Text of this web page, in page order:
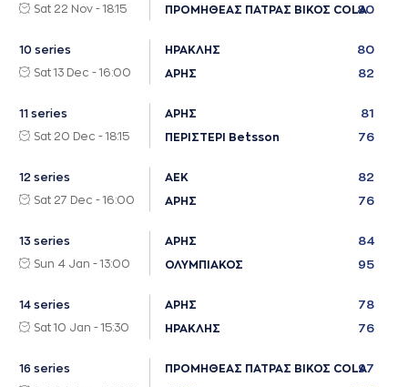
Sat 22 Nov - 18:15 ΠΡΟΜΗΘΕΑΣ ΠΑΤΡΑΣ ΒΙΚΟΣ COLA80
10 series
Sat 13 Dec - 16:00
ΗΡΑΚΛΗΣ 80
ΑΡΗΣ 82
11 series
Sat 20 Dec - 18:15
ΑΡΗΣ 81
ΠΕΡΙΣΤΕΡΙ Betsson 76
12 series
Sat 27 Dec - 16:00
ΑΕΚ 82
ΑΡΗΣ 76
13 series
Sun 4 Jan - 13:00
ΑΡΗΣ 84
ΟΛΥΜΠΙΑΚΟΣ 95
14 series
Sat 10 Jan - 15:30
ΑΡΗΣ 78
ΗΡΑΚΛΗΣ 76
16 series ΠΡΟΜΗΘΕΑΣ ΠΑΤΡΑΣ ΒΙΚΟΣ COLA97